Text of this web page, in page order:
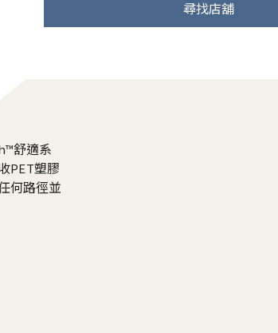
尋找店舖
舒適系
PET塑膠
何路徑並